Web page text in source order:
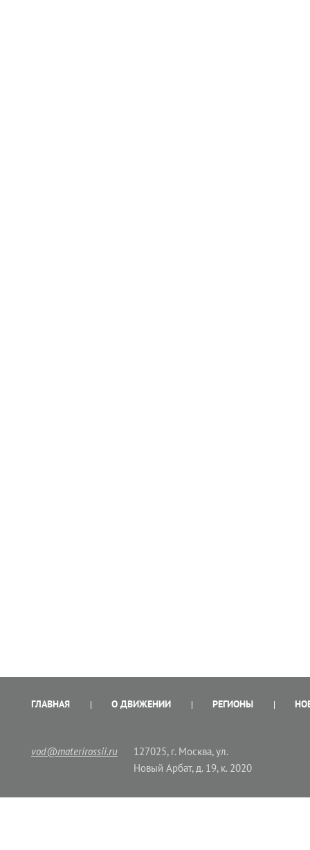
ГЛАВНАЯ О ДВИЖЕНИИ РЕГИОНЫ
vod@materirossii.ru
127025, г. Москва, ул.
Новый Арбат, д. 19, к. 2020